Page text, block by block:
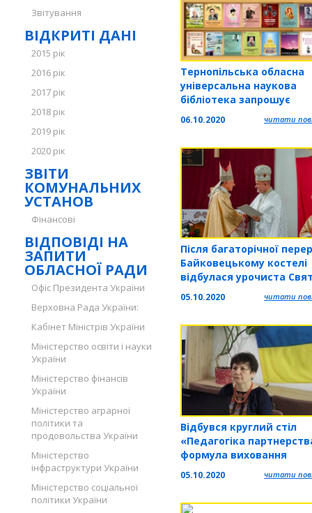
Звітування
ВІДКРИТІ ДАНІ
2015 рік
2016 рік
2017 рік
2018 рік
2019 рік
2020 рік
ЗВІТИ
КОМУНАЛЬНИХ
УСТАНОВ
Фінансові
ВІДПОВІДІ НА
ЗАПИТИ
ОБЛАСНОЇ РАДИ
Офіс Президента України
Верховна Рада України:
Кабінет Міністрів України
Міністерство освіти і науки
України
Міністерство фінансів
України
Міністерство аграрної
політики та
продовольства України
Міністерство
інфраструктури України
Міністерство соціальної
політики України
Тернопільська обласна
універсальна наукова
бібліотека запрошує
виставку, присвячену
Олега Смоляка
06.10.2020 читати
Після багаторічної
Байковецькому костелі
відбулася урочиста
Меса
05.10.2020 читати
Відбувся круглий стіл
«Педагогіка
формула виховання
активного
05.10.2020 читати